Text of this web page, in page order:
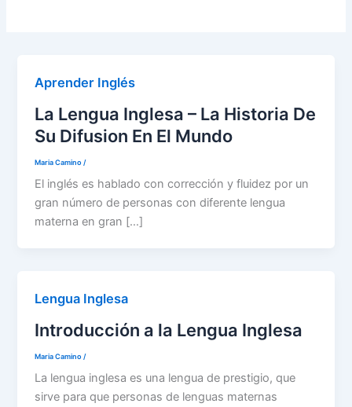
Aprender Inglés
La Lengua Inglesa – La Historia De
Su Difusion En El Mundo
Maria Camino/
El inglés es hablado con corrección y fluidez por un
gran número de personas con diferente lengua
materna en gran […]
Lengua Inglesa
Introducción a la Lengua Inglesa
Maria Camino/
La lengua inglesa es una lengua de prestigio, que
sirve para que personas de lenguas maternas